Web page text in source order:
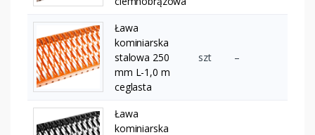
Ława
kominiarska
stalowa 250
mm L-1,0 m
ceglasta
szt –
Ława
kominiarska